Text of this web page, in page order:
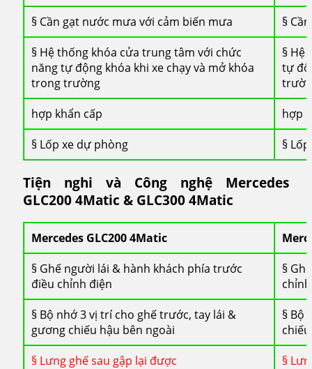
§ Cần gạt nước mưa với cảm biến mưa
§
§ Hệ thống khóa cửa trung tâm với chức
năng tự động khóa khi xe chạy và mở khóa
trong trường
§ Hệ
tự
hợp khẩn cấp
hợp
§ Lốp xe dự phòng
§
Tiện nghi và Công nghệ Mercedes
GLC200 4Matic & GLC300 4Matic
Mercedes GLC200 4Matic
§ Ghế người lái & hành khách phía trước
điều chỉnh điện
§
§ Bộ nhớ 3 vị trí cho ghế trước, tay lái &
gương chiếu hậu bên ngoài
§ Bộ
§ Lưng ghế sau gập lại được
§